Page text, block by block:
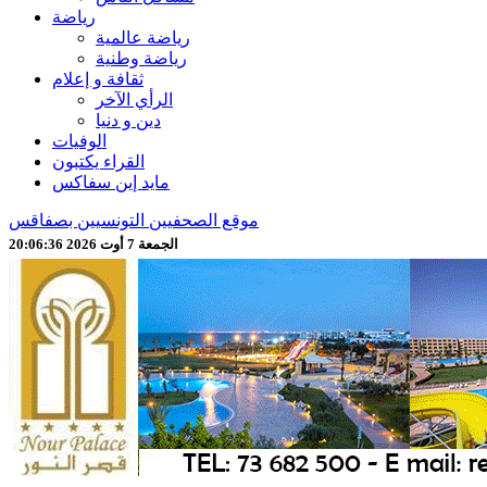
رياضة
رياضة عالمية
رياضة وطنية
ثقافة و إعلام
الرأي الآخر
دين و دنيا
الوفيات
القراء يكتبون
مايد إين سفاكس
موقع الصحفيين التونسيين بصفاقس
الجمعة 7 أوت 2026 20:06:38